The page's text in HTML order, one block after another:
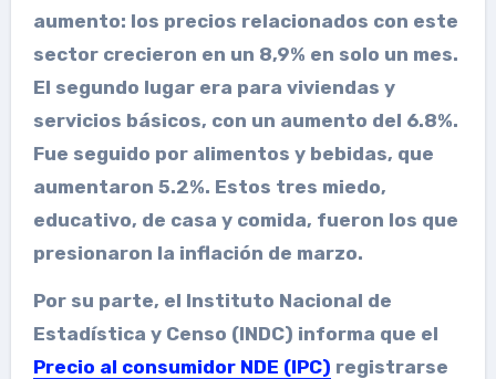
aumento: los precios relacionados con este
sector crecieron en un 8,9% en solo un mes.
El segundo lugar era para viviendas y
servicios básicos, con un aumento del 6.8%.
Fue seguido por alimentos y bebidas, que
aumentaron 5.2%. Estos tres miedo,
educativo, de casa y comida, fueron los que
presionaron la inflación de marzo.
Por su parte, el Instituto Nacional de
Estadística y Censo (INDC) informa que el
Precio al consumidor NDE (IPC) registrarse